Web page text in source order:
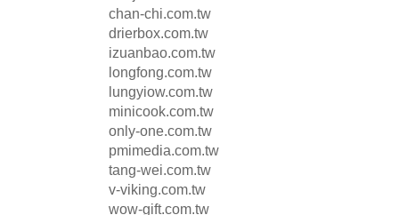
chan-chi.com.tw
drierbox.com.tw
izuanbao.com.tw
longfong.com.tw
lungyiow.com.tw
minicook.com.tw
only-one.com.tw
pmimedia.com.tw
tang-wei.com.tw
v-viking.com.tw
wow-gift.com.tw